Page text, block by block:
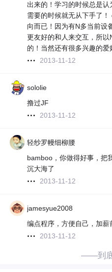
出来的！学习的时候总是
需要的时候就无从下手了
向而已！因为有N多当前设
更友好的和人来交互，所
的！当然还有很多兴趣的爱
2013-11-12
sololie
撸过JF
2013-11-12
轻纱罗幔细柳腰
bamboo，你做得好事，把
沉大海了
2013-11-12
jamesyue2008
编点程序，方便自己，加薪
2013-11-12
——到